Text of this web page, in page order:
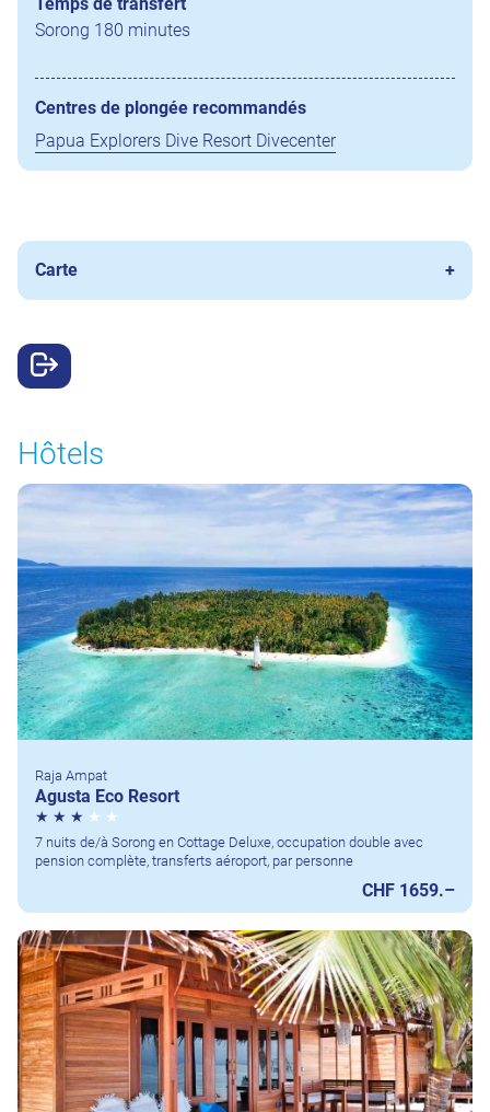
Sorong 180 minutes
Centres de plongée recommandés
Papua Explorers Dive Resort Divecenter
Carte
Hôtels
Raja Ampat
Agusta Eco Resort
7 nuits de/à Sorong en Cottage Deluxe, occupation double avec
pension complète, transferts aéroport, par personne
CHF 1659.–